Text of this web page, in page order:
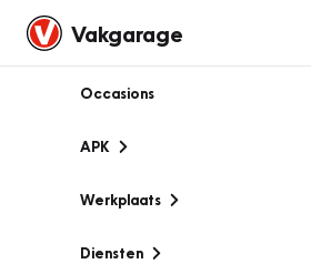
Vakgarage
Occasions
APK
Werkplaats
Diensten